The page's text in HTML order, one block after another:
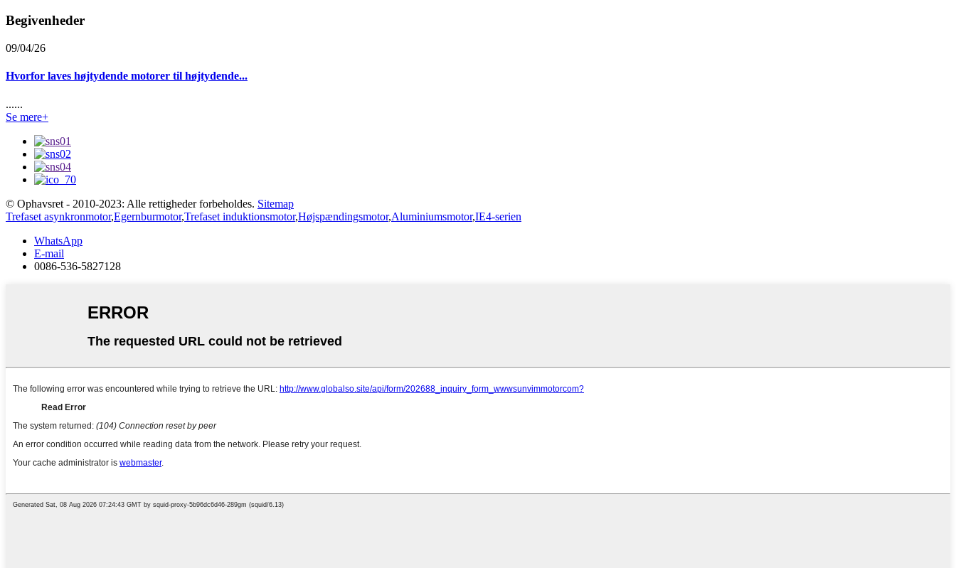
Begivenheder
09/04/26
Hvorfor laves højtydende motorer til højtydende...
......
Se mere+
© Ophavsret - 2010-2023: Alle rettigheder forbeholdes. Sitemap
Trefaset asynkronmotor,Egernburmotor,Trefaset induktionsmotor,Højspændingsmotor,Aluminiumsmotor,IE4-serien
WhatsApp
E-mail
0086-536-5827128